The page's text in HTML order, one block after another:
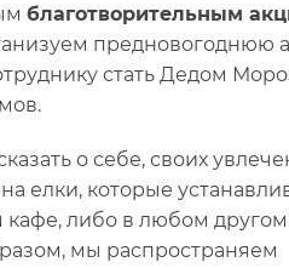
благотворительным
предновогоднюю
стать Дедом
о себе, своих
елки, которые
кафе, либо в любом другом
мы распространяем